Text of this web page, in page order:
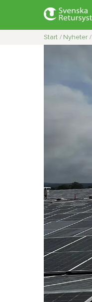
Start / Nyheter /